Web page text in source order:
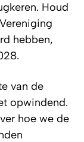
Houd
hebben,
van de
opwindend.
hoe we de